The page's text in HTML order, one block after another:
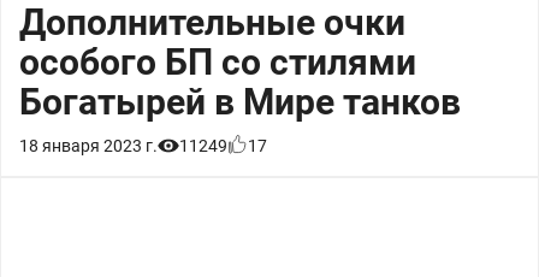
Дополнительные очки
особого БП со стилями
Богатырей в Мире танков
18 января 2023 г. 11249 17